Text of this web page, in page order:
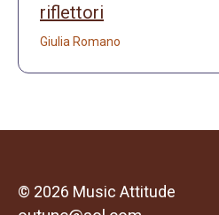
riflettori
Giulia Romano
© 2026 Music Attitude